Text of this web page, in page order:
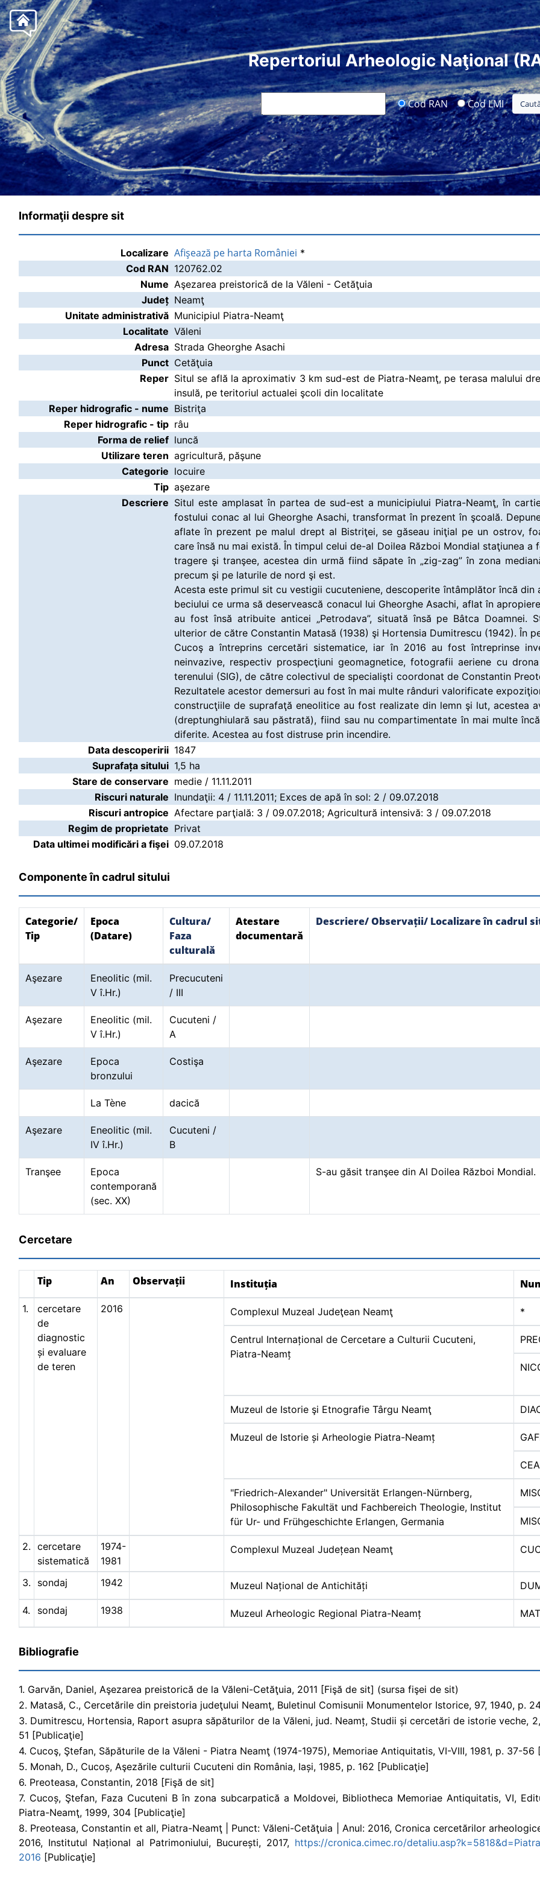
Repertoriul Arheologic Naţional
Cod RAN Cod LMI
Informaţii despre sit
Localizare Afişează pe harta României *
Cod RAN 120762.02
Nume Aşezarea preistorică de la Văleni - Cetăţuia
Județ Neamţ
Unitate administrativă Municipiul Piatra-Neamţ
Localitate Văleni
Adresa Strada Gheorghe Asachi
Punct Cetăţuia
Reper Situl se află la aproximativ 3 km sud-est de Piatra-Neamţ, pe terasa malului
insulă, pe teritoriul actualei şcoli din localitate
Reper hidrografic - nume Bistriţa
Reper hidrografic - tip râu
Forma de relief luncă
Utilizare teren agricultură, păşune
Categorie locuire
Tip aşezare
Descriere Situl este amplasat în partea de sud-est a municipiului Piatra-Neamţ, în
fostului conac al lui Gheorghe Asachi, transformat în prezent în şcoală.
aflate în prezent pe malul drept al Bistriţei, se găseau iniţial pe un ostrov,
care însă nu mai există. În timpul celui de-al Doilea Război Mondial staţiunea
tragere şi tranşee, acestea din urmă fiind săpate în „zig-zag” în zona
precum şi pe laturile de nord şi est.
Acesta este primul sit cu vestigii cucuteniene, descoperite întâmplător încă din
beciului ce urma să deservească conacul lui Gheorghe Asachi, aflat în
au fost însă atribuite anticei „Petrodava”, situată însă pe Bâtca Doamnei.
ulterior de către Constantin Matasă (1938) şi Hortensia Dumitrescu (1942). În
Cucoş a întreprins cercetări sistematice, iar în 2016 au fost întreprinse
neinvazive, respectiv prospecţiuni geomagnetice, fotografii aeriene cu
terenului (SIG), de către colectivul de specialişti coordonat de Constantin
Rezultatele acestor demersuri au fost în mai multe rânduri valorificate
construcţiile de suprafaţă eneolitice au fost realizate din lemn şi lut, acestea
(dreptunghiulară sau păstrată), fiind sau nu compartimentate în mai multe
diferite. Acestea au fost distruse prin incendire.
Data descoperirii 1847
Suprafața sitului 1,5 ha
Stare de conservare medie / 11.11.2011
Riscuri naturale Inundaţii: 4 / 11.11.2011; Exces de apă în sol: 2 / 09.07.2018
Riscuri antropice Afectare parţială: 3 / 09.07.2018; Agricultură intensivă: 3 / 09.07.2018
Regim de proprietate Privat
Data ultimei modificări a fişei 09.07.2018
Componente în cadrul sitului
Categorie/
Tip
Epoca
(Datare)
Cultura/
Faza
culturală
Atestare
documentară
Descriere/ Observații/ Localizare în cadrul
Aşezare
Eneolitic (mil.
V î.Hr.)
Precucuteni
/ III
Aşezare
Eneolitic (mil.
V î.Hr.)
Cucuteni /
A
Aşezare
Epoca
bronzului
Costişa
La Tène dacică
Aşezare
Eneolitic (mil.
IV î.Hr.)
Cucuteni /
B
Tranşee
Epoca
contemporană
(sec. XX)
S-au găsit tranşee din Al Doilea Război Mondial.
Cercetare
Tip An Observații Instituția
1.
cercetare
de
diagnostic
și evaluare
de teren
2016 Complexul Muzeal Judeţean Neamţ *
Centrul Internațional de Cercetare a Culturii Cucuteni,
Piatra-Neamț
Muzeul de Istorie şi Etnografie Târgu Neamţ
Muzeul de Istorie și Arheologie Piatra-Neamț
"Friedrich-Alexander" Universität Erlangen-Nürnberg,
Philosophische Fakultät und Fachbereich Theologie, Institut
für Ur- und Frühgeschichte Erlangen, Germania
2. cercetare
sistematică
1974-
1981
Complexul Muzeal Județean Neamţ
3. sondaj 1942 Muzeul Național de Antichități
4. sondaj 1938 Muzeul Arheologic Regional Piatra-Neamț
Bibliografie
1. Garvăn, Daniel, Aşezarea preistorică de la Văleni-Cetăţuia, 2011 [Fişă de sit] (sursa fişei de sit)
2. Matasă, C., Cercetările din preistoria judeţului Neamţ, Buletinul Comisunii Monumentelor Istorice, 97, 1940, p.
3. Dumitrescu, Hortensia, Raport asupra săpăturilor de la Văleni, jud. Neamț, Studii și cercetări de istorie veche,
51 [Publicaţie]
4. Cucoş, Ştefan, Săpăturile de la Văleni - Piatra Neamţ (1974-1975), Memoriae Antiquitatis, VI-VIII, 1981, p. 37-56
5. Monah, D., Cucoș, Aşezările culturii Cucuteni din România, Iași, 1985, p. 162 [Publicaţie]
6. Preoteasa, Constantin, 2018 [Fişă de sit]
7. Cucoș, Ştefan, Faza Cucuteni B în zona subcarpatică a Moldovei, Bibliotheca Memoriae Antiquitatis, VI,
Piatra-Neamţ, 1999, 304 [Publicaţie]
8. Preoteasa, Constantin et all, Piatra-Neamţ | Punct: Văleni-Cetăţuia | Anul: 2016, Cronica cercetărilor
2016, Institutul Național al Patrimoniului, București, 2017, https://cronica.cimec.ro/
2016 [Publicaţie]